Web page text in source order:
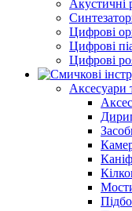
Акустичні
Цифрові
Цифрові
Цифрові
Аксесуари